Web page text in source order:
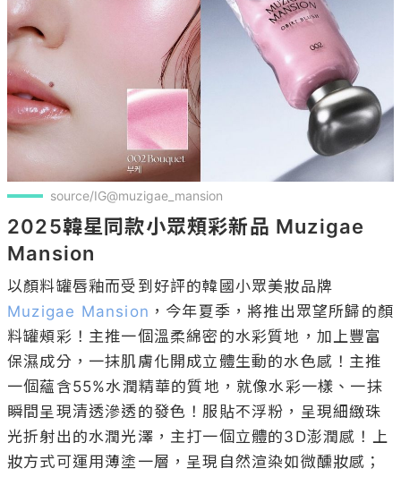
source/IG@muzigae_mansion
2025韓星同款小眾頰彩新品 Muzigae
Mansion
Muzigae Mansion ，今年夏季，將推出眾望所歸的顏
料罐頰彩！主推一個溫柔綿密的水彩質地，加上豐富
保濕成分，一抹肌膚化開成立體生動的水色感！主推
一個蘊含55%水潤精華的質地，就像水彩一樣、一抹
瞬間呈現清透滲透的發色！服貼不浮粉，呈現細緻珠
光折射出的水潤光澤，主打一個立體的3D澎潤感！上
妝方式可運用薄塗一層，呈現自然渲染如微醺妝感；